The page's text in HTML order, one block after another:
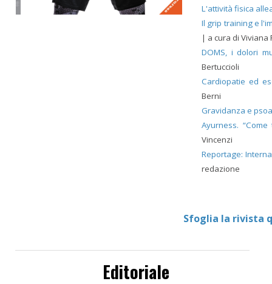
L'attività fisica
Il grip training e
| a cura di Viviana
DOMS, i dolori
Bertuccioli
Cardiopatie ed
Berni
Gravidanza e
Ayurness.
Vincenzi
Reportage:
redazione
Sfoglia la rivista
Editoriale